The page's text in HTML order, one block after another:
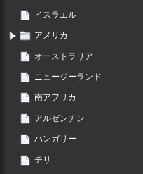
イスラエル
アメリカ
オーストラリア
ニュージーランド
南アフリカ
アルゼンチン
ハンガリー
チリ